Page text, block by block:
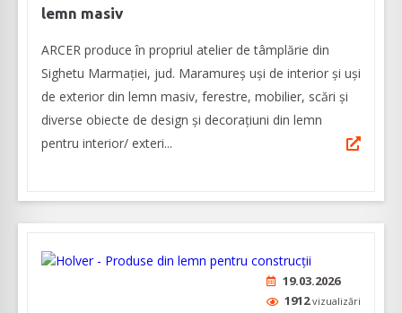
lemn masiv
ARCER produce în propriul atelier de tâmplărie din
Sighetu Marmației, jud. Maramureș uși de interior și uși
de exterior din lemn masiv, ferestre, mobilier, scări și
diverse obiecte de design și decorațiuni din lemn
pentru interior/ exteri...
19.03.2026
1912vizualizări